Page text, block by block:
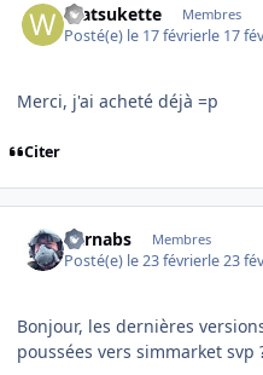
Watsukette Membres
Posté(e) le 17 févrierle 17
Merci, j'ai acheté déjà =p
Citer
barnabs Membres
Posté(e) le 23 févrierle 23
Bonjour, les dernières
poussées vers simmarket svp